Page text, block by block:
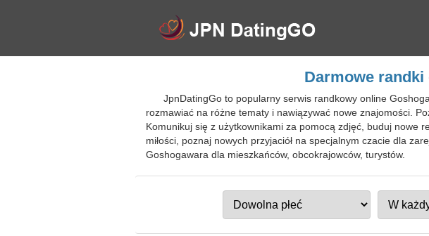
Darmowe
JpnDatingGo to popularny serwis randkowy online
rozmawiać na różne tematy i nawiązywać nowe znajomości.
Komunikuj się z użytkownikami za pomocą zdjęć, buduj nowe
miłości, poznaj nowych przyjaciół na specjalnym czacie dla
Goshogawara dla mieszkańców, obcokrajowców, turystów.